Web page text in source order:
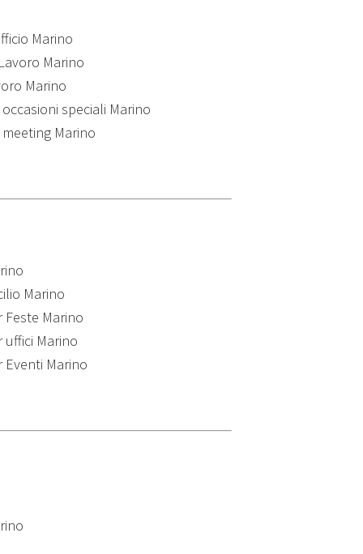
Marino
Marino
Marino
speciali Marino
Marino
Marino
Feste Marino
uffici Marino
Eventi Marino